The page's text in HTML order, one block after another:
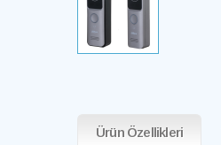
Ürün Özellikleri